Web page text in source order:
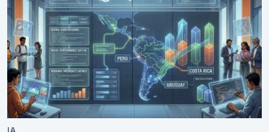
IA